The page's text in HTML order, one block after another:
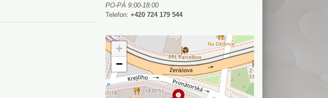
PO-PÁ 9:00-18:00
Telefon: +420 724 179 544
+
−